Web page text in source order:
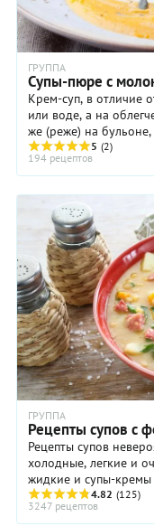
ГРУППА
Супы-пюре с
Крем-суп, в отличие
или воде, а на
же (реже) на
доведённой до
5 (2)
194 рецептов
ГРУППА
Рецепты супов с
Рецепты супов
холодные, легкие и
жидкие и супы-
4.82 (125)
3247 рецептов